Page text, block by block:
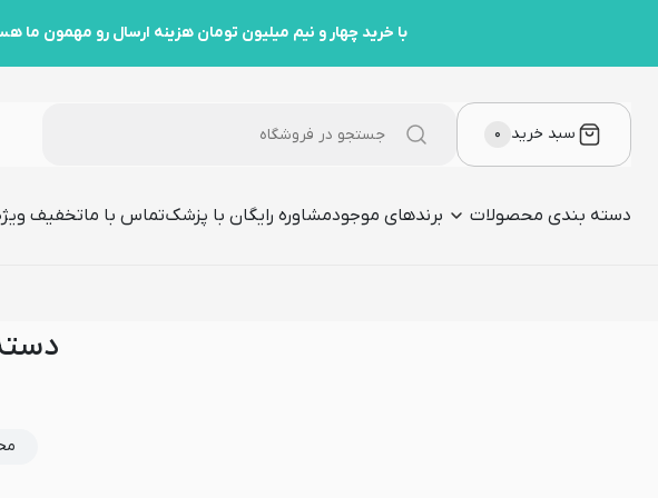
با خرید چهار و نیم میلیون تومان هزینه ارسال رو مهمون ما هستید و برای دریافت **تخفیف 15 تا 25
سبد خرید ۰
دسته بندی محصولات برندهای موجودمشاوره رایگان با پزشکتماس با ماتخفیف